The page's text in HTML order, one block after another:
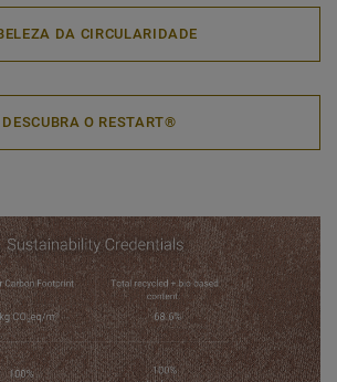
DA CIRCULARIDADE
DESCUBRA O RESTART®